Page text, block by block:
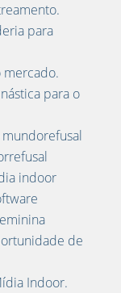
para
mercado.
para o
indoor
de
Indoor.